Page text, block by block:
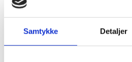
Samtykke Detaljer